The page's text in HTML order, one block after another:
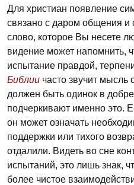
Для христиан появление
связано с даром общения и
слово, которое Вы несете
видение может напомнить,
испытание правдой,
Библии часто звучит мысль
должен быть одинок в
подчеркивают именно это.
он может означать
поддержки или тихого
отдалили. Видеть во сне
испытаний, это лишь знак,
более чистое